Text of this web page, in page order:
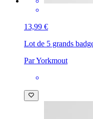
13,99 €
Lot de 5 grands
Par Yorkmout